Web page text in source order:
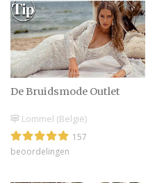
De Bruidsmode Outlet
Lommel (België)
157
beoordelingen